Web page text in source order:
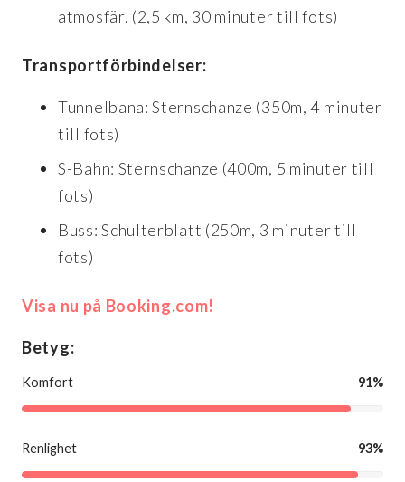
atmosfär. (2,5 km, 30 minuter till fots)
Transportförbindelser:
Tunnelbana: Sternschanze (350m, 4 minuter
till fots)
S-Bahn: Sternschanze (400m, 5 minuter till
fots)
Buss: Schulterblatt (250m, 3 minuter till
fots)
Visa nu på Booking.com!
Betyg:
Komfort 91%
Renlighet 93%